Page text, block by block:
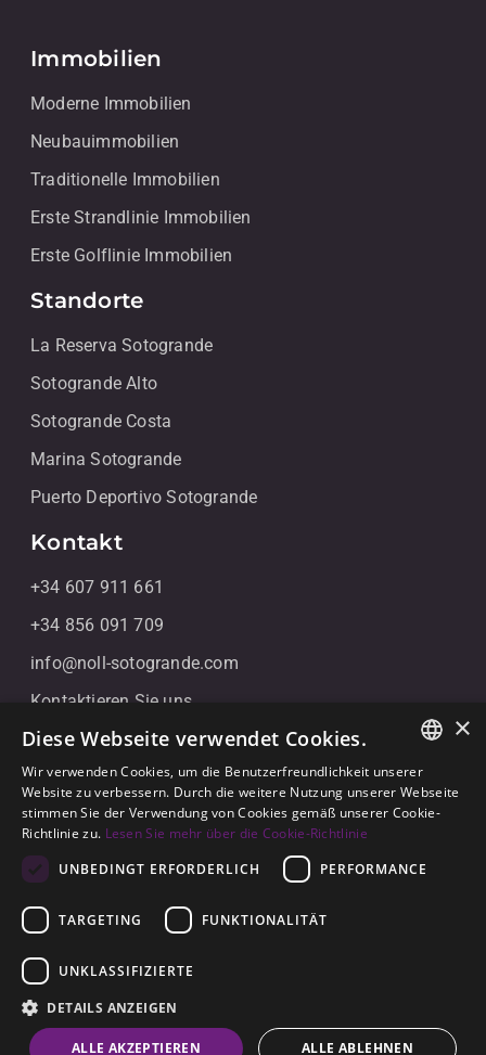
Immobilien
Moderne Immobilien
Neubauimmobilien
Traditionelle Immobilien
Erste Strandlinie Immobilien
Erste Golflinie Immobilien
Standorte
La Reserva Sotogrande
Sotogrande Alto
Sotogrande Costa
Marina Sotogrande
Puerto Deportivo Sotogrande
Kontakt
+34 607 911 661
+34 856 091 709
info@noll-sotogrande.com
Kontaktieren Sie uns
Galerias Paniagua Local 43 Avenida de Paniagua, s/n
11310 Sotogrande, Cádiz
Rechtlicher Hinweis
Erbaut vonInmoba
ENGLISH
SPANISH
×
Diese Webseite verwendet Cookies.
Wir verwenden Cookies, um die Benutzerfreundlichkeit unserer
Website zu verbessern. Durch die weitere Nutzung unserer Webseite
stimmen Sie der Verwendung von Cookies gemäß unserer Cookie-
Richtlinie zu. Lesen Sie mehr über die Cookie-Richtlinie
UNBEDINGT ERFORDERLICH
PERFORMANCE
TARGETING FUNKTIONALITÄT
UNKLASSIFIZIERTE
DETAILS ANZEIGEN
ALLE AKZEPTIEREN ALLE ABLEHNEN